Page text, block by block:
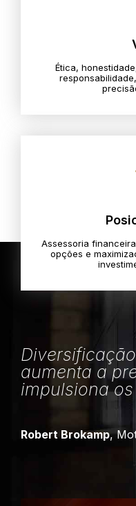
Ética,
Assessoria
opções e
aumenta a
impulsiona
Robert Brokamp,